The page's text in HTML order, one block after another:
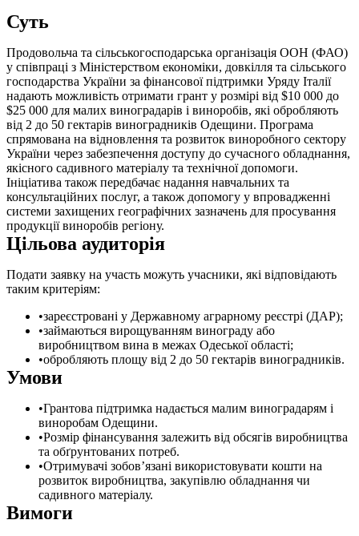
Суть
Продовольча та сільськогосподарська організація ООН (ФАО)
у співпраці з Міністерством економіки, довкілля та сільського
господарства України за фінансової підтримки Уряду Італії
надають можливість отримати грант у розмірі від $10 000 до
$25 000 для малих виноградарів і виноробів, які обробляють
від 2 до 50 гектарів виноградників Одещини. Програма
спрямована на відновлення та розвиток виноробного сектору
України через забезпечення доступу до сучасного обладнання,
якісного садивного матеріалу та технічної допомоги.
Ініціатива також передбачає надання навчальних та
консультаційних послуг, а також допомогу у впровадженні
системи захищених географічних зазначень для просування
продукції виноробів регіону.
Цільова аудиторія
Подати заявку на участь можуть учасники, які відповідають
таким критеріям:
зареєстровані у Державному аграрному реєстрі (ДАР);
займаються вирощуванням винограду або
виробництвом вина в межах Одеської області;
обробляють площу від 2 до 50 гектарів виноградників.
Умови
Грантова підтримка надається малим виноградарям і
виноробам Одещини.
Розмір фінансування залежить від обсягів виробництва
та обґрунтованих потреб.
Отримувачі зобов’язані використовувати кошти на
розвиток виробництва, закупівлю обладнання чи
садивного матеріалу.
Вимоги